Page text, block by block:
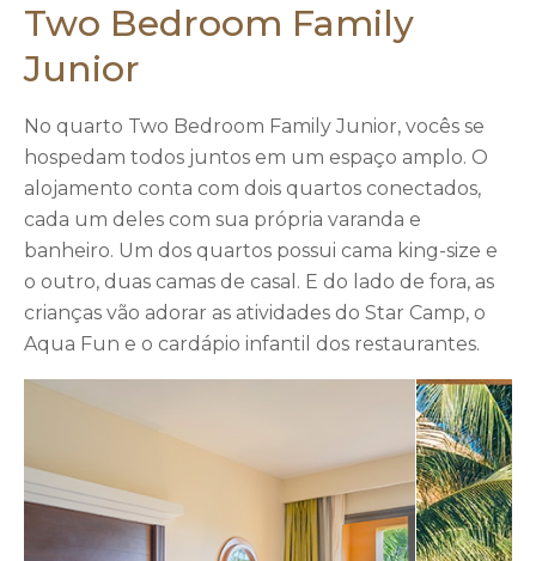
Two Bedroom Family
Junior
No quarto Two Bedroom Family Junior, vocês se
hospedam todos juntos em um espaço amplo. O
alojamento conta com dois quartos conectados,
cada um deles com sua própria varanda e
banheiro. Um dos quartos possui cama king-size e
o outro, duas camas de casal. E do lado de fora, as
crianças vão adorar as atividades do Star Camp, o
Aqua Fun e o cardápio infantil dos restaurantes.